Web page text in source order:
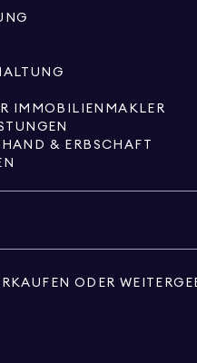
IMMOBILIENMAKLER
& ERBSCHAFT
ODER